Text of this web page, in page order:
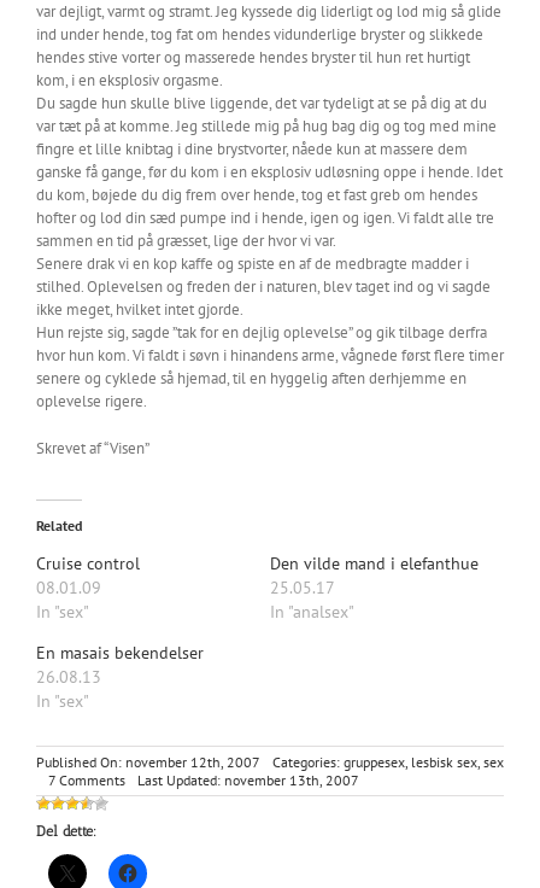
var dejligt, varmt og stramt. Jeg kyssede dig liderligt og lod mig så glide
ind under hende, tog fat om hendes vidunderlige bryster og slikkede
hendes stive vorter og masserede hendes bryster til hun ret hurtigt
kom, i en eksplosiv orgasme.
Du sagde hun skulle blive liggende, det var tydeligt at se på dig at du
var tæt på at komme. Jeg stillede mig på hug bag dig og tog med mine
fingre et lille knibtag i dine brystvorter, nåede kun at massere dem
ganske få gange, før du kom i en eksplosiv udløsning oppe i hende. Idet
du kom, bøjede du dig frem over hende, tog et fast greb om hendes
hofter og lod din sæd pumpe ind i hende, igen og igen. Vi faldt alle tre
sammen en tid på græsset, lige der hvor vi var.
Senere drak vi en kop kaffe og spiste en af de medbragte madder i
stilhed. Oplevelsen og freden der i naturen, blev taget ind og vi sagde
ikke meget, hvilket intet gjorde.
Hun rejste sig, sagde ”tak for en dejlig oplevelse” og gik tilbage derfra
hvor hun kom. Vi faldt i søvn i hinandens arme, vågnede først flere timer
senere og cyklede så hjemad, til en hyggelig aften derhjemme en
oplevelse rigere.
Skrevet af “Visen”
Related
Cruise control
08.01.09
In "sex"
Den vilde mand i elefanthue
25.05.17
In "analsex"
En masais bekendelser
26.08.13
In "sex"
Published On: november 12th, 2007 Categories: gruppesex, lesbisk sex, sex
7 Commentson
En
Last Updated: november 13th, 2007
Del dette: